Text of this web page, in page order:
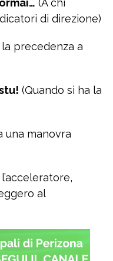
(A chi
di direzione)
precedenza a
(Quando si ha la
una manovra
al